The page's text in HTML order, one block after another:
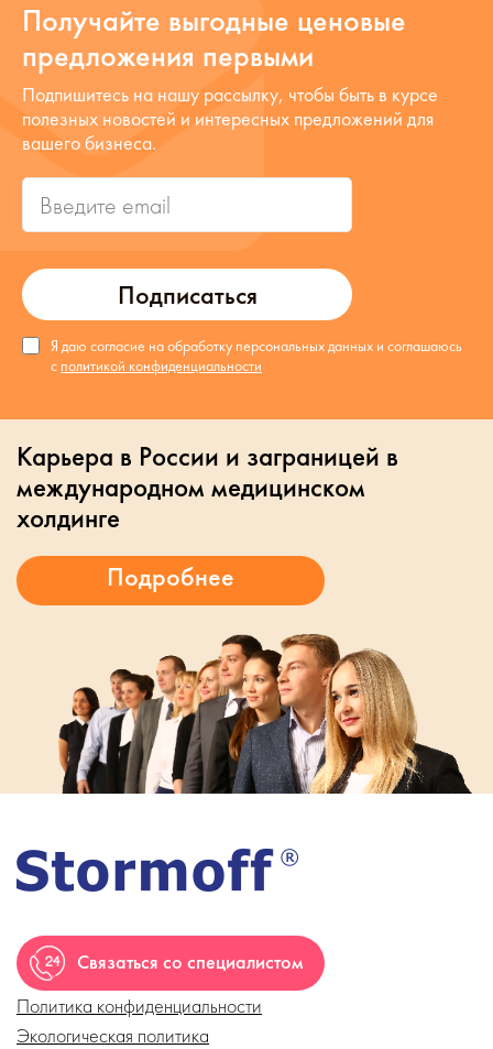
Получайте выгодные ценовые
предложения первыми
Подписаться
Подпишитесь на нашу рассылку, чтобы быть в курсе
полезных новостей и интересных предложений для
вашего бизнеса.
Я даю согласие на обработку персональных данных и соглашаюсь
с политикой конфиденциальности
Карьера в России и заграницей в
международном медицинском
холдинге
Связаться со специалистом
Политика конфиденциальности
Экологическая политика